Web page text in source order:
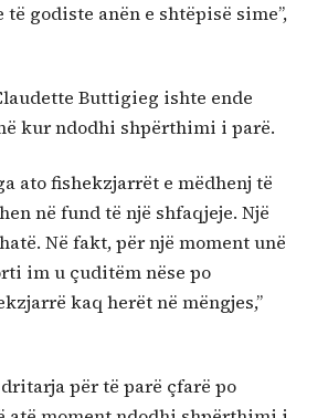
godiste anën e shtëpisë sime”,
Buttigieg ishte ende
kur ndodhi shpërthimi i parë.
ato fishekzjarrët e mëdhenj të
në fund të një shfaqjeje. Një
Në fakt, për një moment unë
im u çuditëm nëse po
kaq herët në mëngjes,”
dritarja për të parë çfarë po